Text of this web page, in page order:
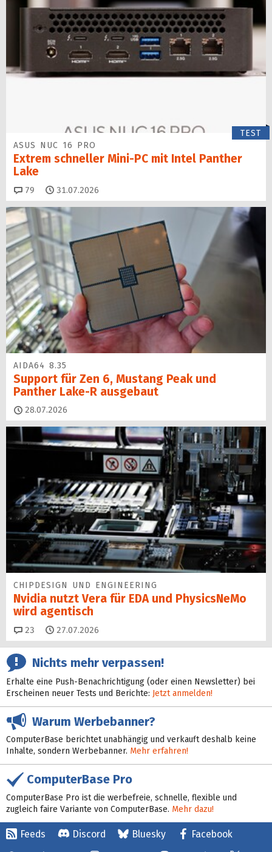
TEST
ASUS NUC 16 PRO
Extrem schneller Mini-PC mit Intel Panther
Lake
79 Kommentare
31.07.2026
AIDA64 8.35
Support für Zen 6, Mustang Peak und
Panther Lake-R ausgebaut
28.07.2026
CHIPDESIGN UND ENGINEERING
Nvidia nutzt Vera für EDA und PhysicsNeMo
wird agentisch
23 Kommentare
27.07.2026
Nichts mehr verpassen!
Erhalte eine Push-Benachrichtigung (oder einen Newsletter) bei
Erscheinen neuer Tests und Berichte: Jetzt anmelden!
Warum Werbebanner?
ComputerBase berichtet unabhängig und verkauft deshalb keine
Inhalte, sondern Werbebanner. Mehr erfahren!
ComputerBase Pro
ComputerBase Pro ist die werbefreie, schnelle, flexible und
zugleich faire Variante von ComputerBase. Mehr dazu!
Feeds Discord Bluesky
Facebook